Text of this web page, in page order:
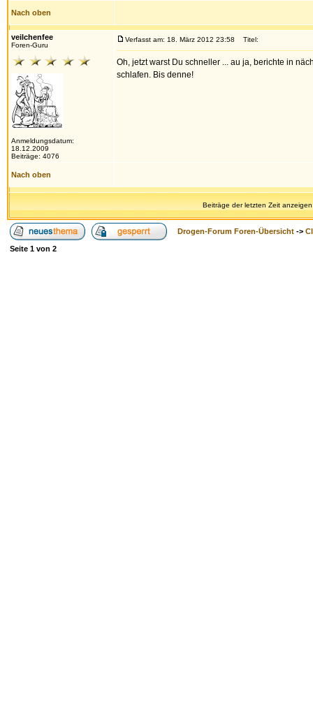
Nach oben
veilchenfee
Foren-Guru
Anmeldungsdatum:
18.12.2009
Beiträge: 4076
Verfasst am: 18. März 2012 23:58 Titel:
Oh, jetzt warst Du schneller ... au ja, berichte in
schlafen. Bis denne!
Nach oben
Beiträge der letzten Zeit
Drogen-Forum Foren-Übersicht ->
Seite 1 von 2